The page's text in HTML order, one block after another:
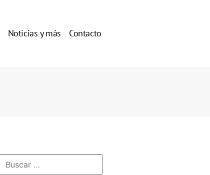
Noticias y más Contacto